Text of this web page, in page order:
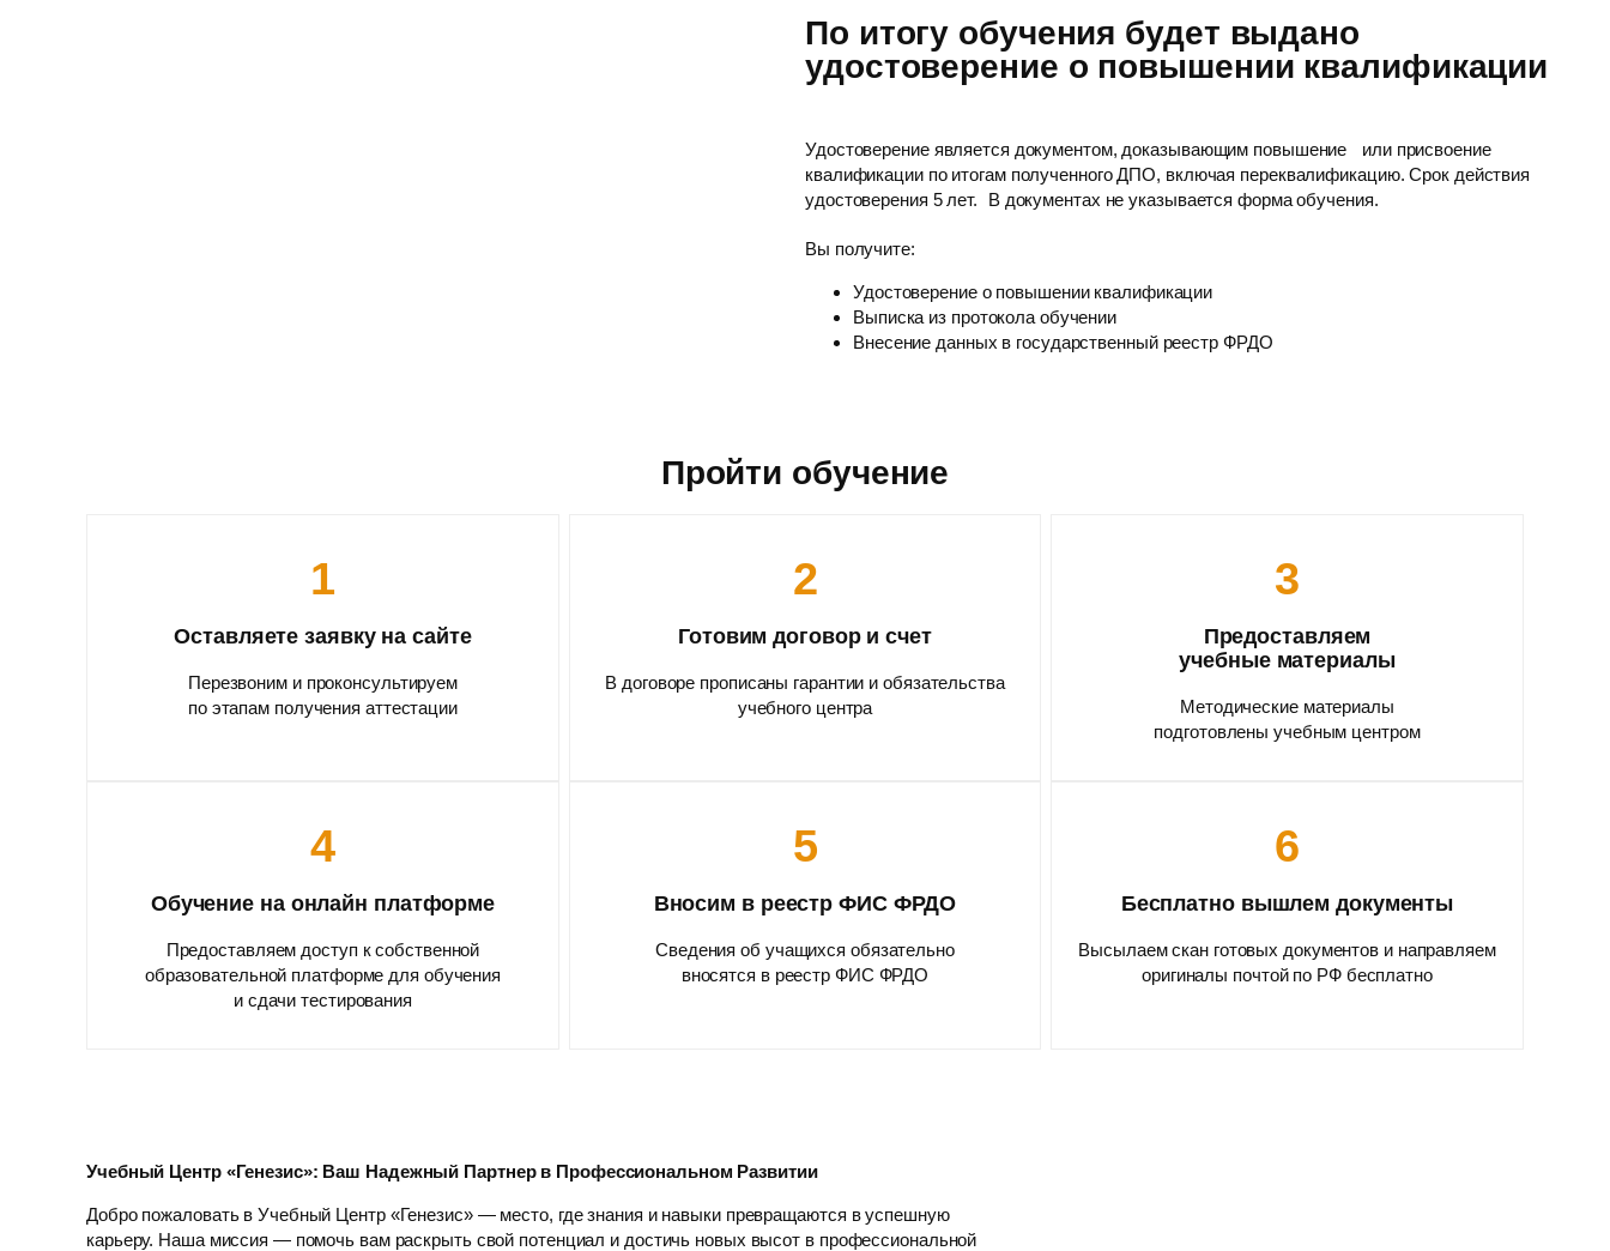
По итогу обучения будет выдано
удостоверение о повышении квалификации
Удостоверение является документом, доказывающим повышение или присвоение
квалификации по итогам полученного ДПО, включая переквалификацию. Срок действия
удостоверения 5 лет. В документах не указывается форма обучения.
Вы получите:
Удостоверение о повышении квалификации
Выписка из протокола обучении
Внесение данных в государственный реестр ФРДО
Пройти обучение
1
Оставляете заявку на сайте
Перезвоним и проконсультируем
по этапам получения аттестации
2
Готовим договор и счет
В договоре прописаны гарантии и обязательства
учебного центра
3
Предоставляем
учебные материалы
Методические материалы
подготовлены учебным центром
4
Обучение на онлайн платформе
Предоставляем доступ к собственной
образовательной платформе для обучения
и сдачи тестирования
5
Вносим в реестр ФИС ФРДО
Сведения об учащихся обязательно
вносятся в реестр ФИС ФРДО
6
Бесплатно вышлем документы
Высылаем скан готовых документов и направляем
оригиналы почтой по РФ бесплатно
Учебный Центр «Генезис»: Ваш Надежный Партнер в Профессиональном Развитии
Добро пожаловать в Учебный Центр «Генезис» — место, где знания и навыки превращаются в успешную
карьеру. Наша миссия — помочь вам раскрыть свой потенциал и достичь новых высот в профессиональной